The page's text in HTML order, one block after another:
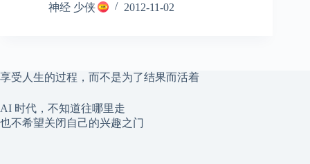
神经 少侠
2012-11-02
享受人生的过程，而不是为了结果而活着
AI 时代，不知道往哪里走
也不希望关闭自己的兴趣之门